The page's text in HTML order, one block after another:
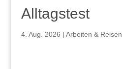
Alltagstest
4. Aug. 2026 | Arbeiten & Reisen